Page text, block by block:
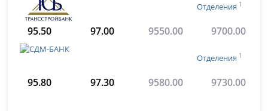
Отделения 1
95.50 97.00 9550.00 9700.00
Отделения 1
95.80 97.30 9580.00 9730.00